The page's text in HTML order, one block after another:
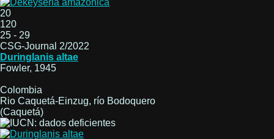
20
120
25 - 29
CSG-Journal 2/2022
Duringlanis altae
Fowler, 1945
Colombia
Rio Caquetá-Einzug, río Bodoquero
(Caquetá)